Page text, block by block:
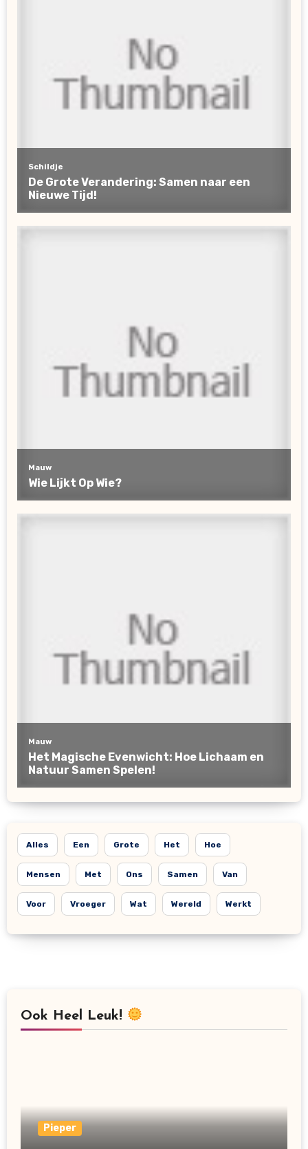
Alles Een Grote Het Hoe
Mensen Met Ons Samen Van
Voor Vroeger Wat Wereld Werkt
Ook Heel Leuk!
Pieper